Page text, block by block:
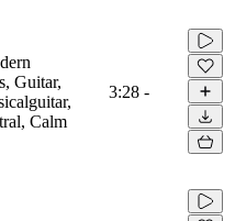
Guitar,
Calm
3:28 -